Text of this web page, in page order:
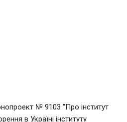
№ 9103 “Про інститут
в Україні інституту